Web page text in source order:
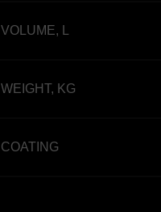
VOLUME, L
WEIGHT, KG
COATING